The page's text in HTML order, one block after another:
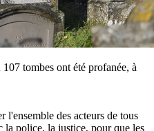
tombes ont été profanée, à
l'ensemble des acteurs de tous
la police, la justice, pour que les